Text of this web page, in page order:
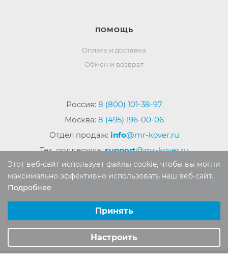
ПОМОЩЬ
Оплата и доставка
Обмен и возврат
Россия: 8 (800) 101-38-97
Москва: 8 (495) 196-00-06
Отдел продаж: info@mr-kover.ru
Тех. поддержка:support@mr-kover.ru
материалов сайта без письменного разрешения
запрещено.
Этот веб-сайт использует файлы cookie, чтобы вы могли
максимально эффективно использовать наш веб-сайт.
Подробнее
Аналитические/Функциональные
Принять
Настроить